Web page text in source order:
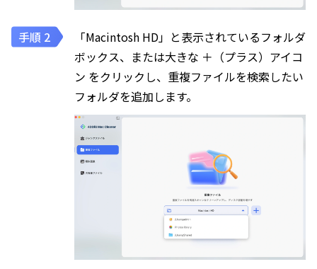
「Macintosh HD」と表示されているフォルダ
ボックス、または大きな ＋（プラス）アイコ
ン をクリックし、重複ファイルを検索したい
フォルダを追加します。